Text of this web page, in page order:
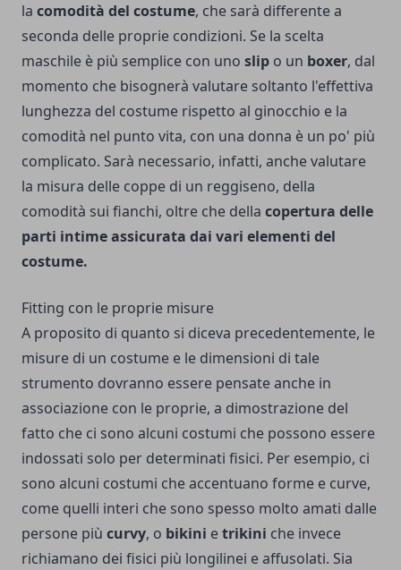
la comodità del costume, che sarà differente a
seconda delle proprie condizioni. Se la scelta
maschile è più semplice con uno slip o un boxer, dal
momento che bisognerà valutare soltanto l'effettiva
lunghezza del costume rispetto al ginocchio e la
comodità nel punto vita, con una donna è un po' più
complicato. Sarà necessario, infatti, anche valutare
la misura delle coppe di un reggiseno, della
comodità sui fianchi, oltre che della copertura delle
parti intime assicurata dai vari elementi del
costume.
Fitting con le proprie misure
A proposito di quanto si diceva precedentemente, le
misure di un costume e le dimensioni di tale
strumento dovranno essere pensate anche in
associazione con le proprie, a dimostrazione del
fatto che ci sono alcuni costumi che possono essere
indossati solo per determinati fisici. Per esempio, ci
sono alcuni costumi che accentuano forme e curve,
come quelli interi che sono spesso molto amati dalle
persone più curvy, o bikini etrikini che invece
richiamano dei fisici più longilinei e affusolati. Sia